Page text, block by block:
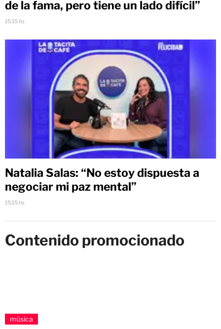
de la fama, pero tiene un lado difícil”
15:15 hs
Natalia Salas: “No estoy dispuesta a
negociar mi paz mental”
15:15 hs
Contenido promocionado
música